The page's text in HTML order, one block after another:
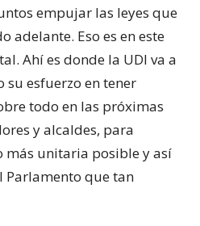
empujar las leyes que
adelante. Eso es en este
Ahí es donde la UDI va a
su esfuerzo en tener
todo en las próximas
y alcaldes, para
más unitaria posible y así
Parlamento que tan